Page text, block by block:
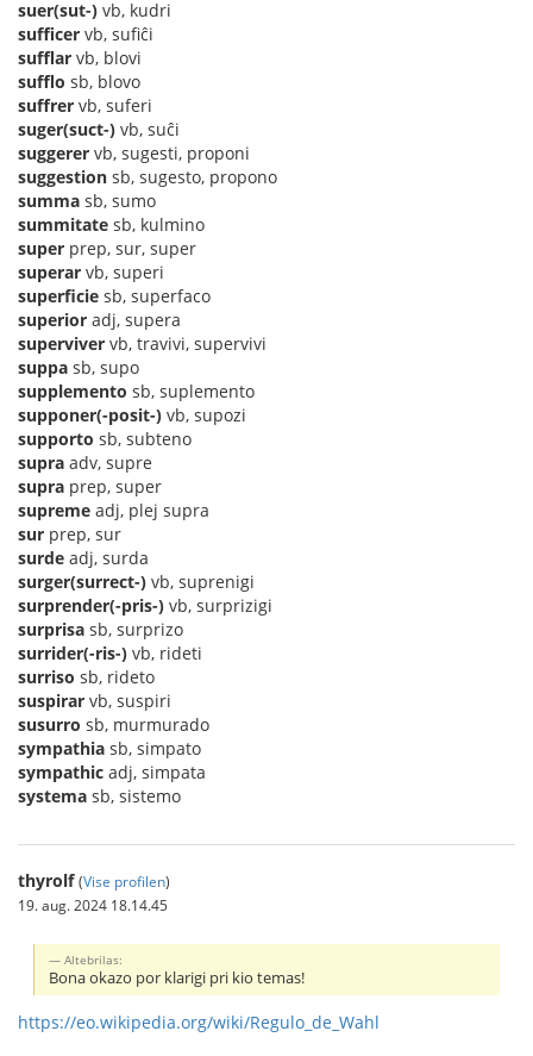
suer(sut-) vb, kudri
sufficer vb, sufiĉi
sufflar vb, blovi
sufflo sb, blovo
suffrer vb, suferi
suger(suct-) vb, suĉi
suggerer vb, sugesti, proponi
suggestion sb, sugesto, propono
summa sb, sumo
summitate sb, kulmino
super prep, sur, super
superar vb, superi
superficie sb, superfaco
superior adj, supera
superviver vb, travivi, supervivi
suppa sb, supo
supplemento sb, suplemento
supponer(-posit-) vb, supozi
supporto sb, subteno
supra adv, supre
supra prep, super
supreme adj, plej supra
sur prep, sur
surde adj, surda
surger(surrect-) vb, suprenigi
surprender(-pris-) vb, surprizigi
surprisa sb, surprizo
surrider(-ris-) vb, rideti
surriso sb, rideto
suspirar vb, suspiri
susurro sb, murmurado
sympathia sb, simpato
sympathic adj, simpata
systema sb, sistemo
thyrolf (Vise profilen)
19. aug. 2024 18.14.45
Altebrilas:
Bona okazo por klarigi pri kio temas!
https://eo.wikipedia.org/wiki/Regulo_de_Wahl